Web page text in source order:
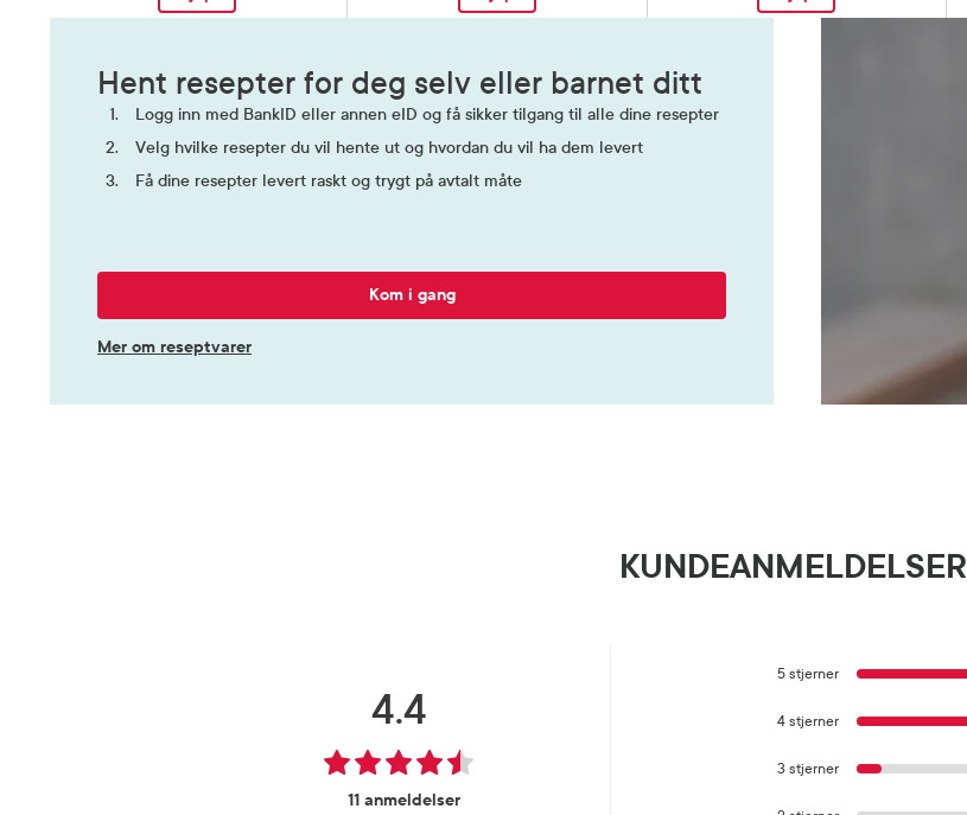
Hent resepter for deg selv eller barnet ditt
Logg inn med BankID eller annen eID og få sikker tilgang til alle dine resepter
Velg hvilke resepter du vil hente ut og hvordan du vil ha dem levert
Få dine resepter levert raskt og trygt på avtalt måte
Kom i gang
Mer om reseptvarer
KUNDEANMELDELSER
4.4
11 anmeldelser
5 stjerner
4 stjerner
3 stjerner